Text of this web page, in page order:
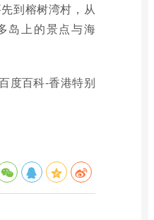
到榕树湾村，从
岛上的景点与海
度百科-香港特别